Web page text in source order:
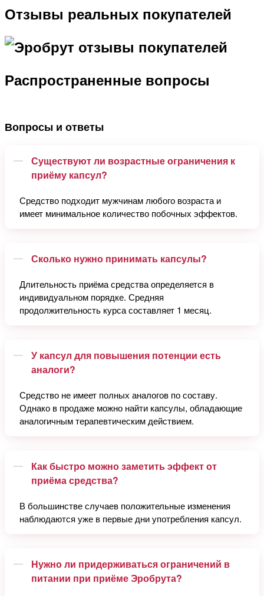
Отзывы реальных покупателей
Распространенные вопросы
Вопросы и ответы
Существуют ли возрастные ограничения к
приёму капсул?
Средство подходит мужчинам любого возраста и
имеет минимальное количество побочных эффектов.
Сколько нужно принимать капсулы?
Длительность приёма средства определяется в
индивидуальном порядке. Средняя
продолжительность курса составляет 1 месяц.
У капсул для повышения потенции есть
аналоги?
Средство не имеет полных аналогов по составу.
Однако в продаже можно найти капсулы, обладающие
аналогичным терапевтическим действием.
Как быстро можно заметить эффект от
приёма средства?
В большинстве случаев положительные изменения
наблюдаются уже в первые дни употребления капсул.
Нужно ли придерживаться ограничений в
питании при приёме Эробрута?